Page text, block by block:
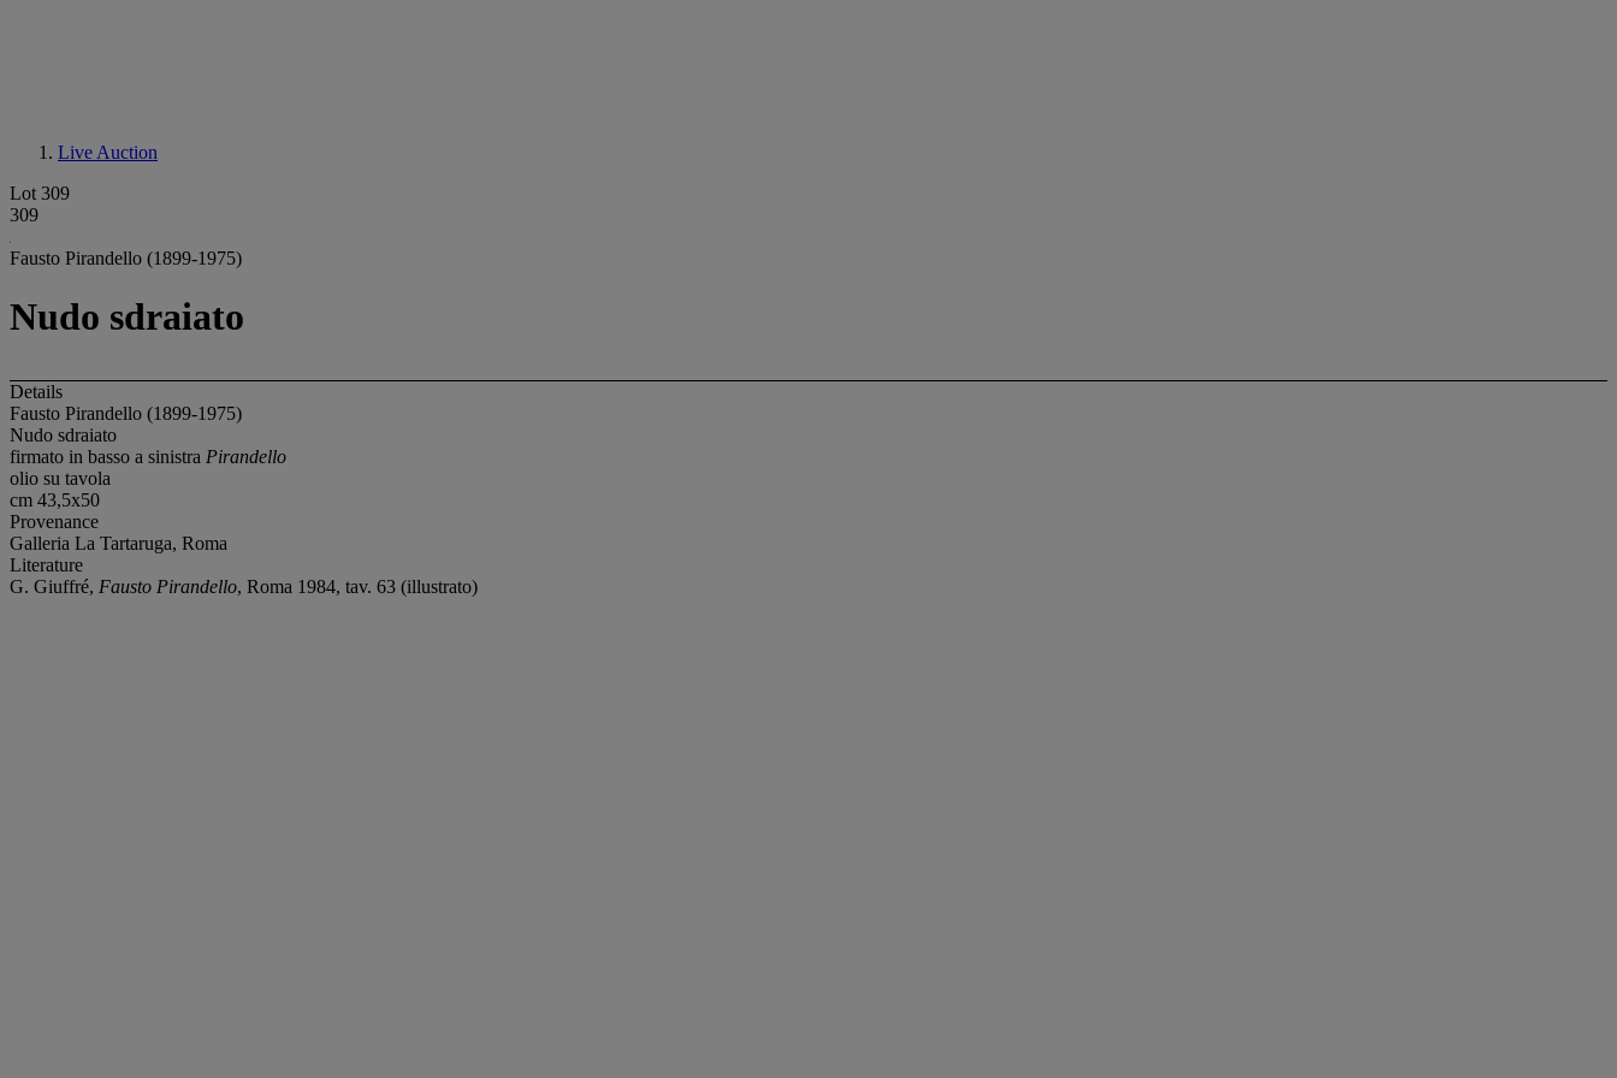
Live Auction
Lot 309
309
Fausto Pirandello (1899-1975)
Nudo sdraiato
Details
Fausto Pirandello (1899-1975)
Nudo sdraiato
firmato in basso a sinistra Pirandello
olio su tavola
cm 43,5x50
Provenance
Galleria La Tartaruga, Roma
Literature
G. Giuffré, Fausto Pirandello, Roma 1984, tav. 63 (illustrato)